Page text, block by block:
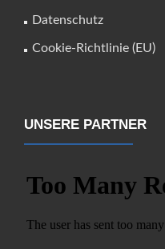
Datenschutz
Cookie-Richtlinie (EU)
UNSERE PARTNER